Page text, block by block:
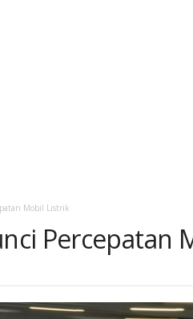
Mobil Listrik
Percepatan